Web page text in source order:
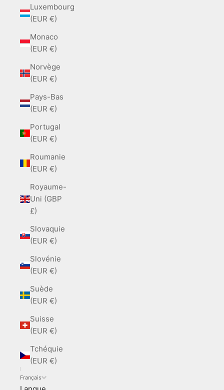
Luxembourg
(EUR €)
Monaco
(EUR €)
Norvège
(EUR €)
Pays-Bas
(EUR €)
Portugal
(EUR €)
Roumanie
(EUR €)
Royaume-
Uni (GBP
£)
Slovaquie
(EUR €)
Slovénie
(EUR €)
Suède
(EUR €)
Suisse
(EUR €)
Tchéquie
(EUR €)
Français